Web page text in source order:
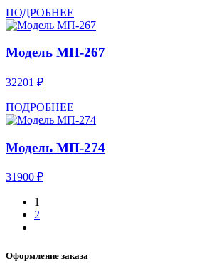
ПОДРОБНЕЕ
Модель МП-267
32201 ₽
ПОДРОБНЕЕ
Модель МП-274
31900 ₽
1
2
Оформление заказа